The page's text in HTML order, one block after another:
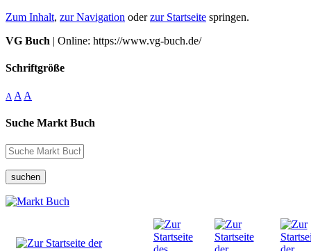
Zum Inhalt, zur Navigation oderzur Startseite springen.
VG Buch | Online: https://www.vg-buch.de/
Schriftgröße
A A A
Suche Markt Buch
suchen